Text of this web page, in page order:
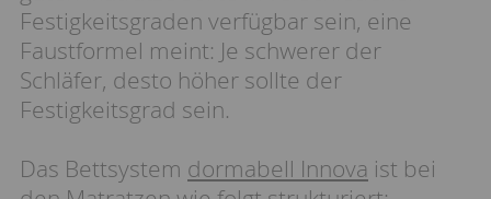
Festigkeitsgraden verfügbar sein, eine
Faustformel meint: Je schwerer der
Schläfer, desto höher sollte der
Festigkeitsgrad sein.
Das Bettsystem dormabell Innova ist bei